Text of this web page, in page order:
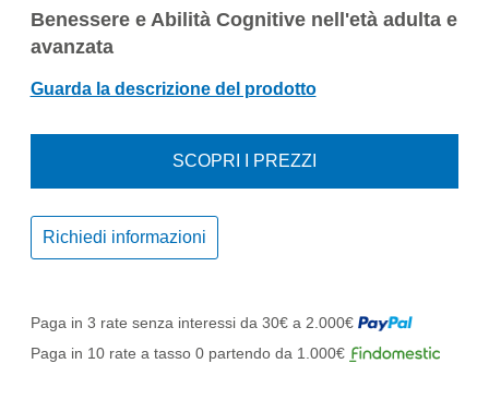
Benessere e Abilità Cognitive nell'età adulta e
avanzata
Guarda la descrizione del prodotto
SCOPRI I PREZZI
Richiedi informazioni
Paga in 3 rate senza interessi da 30€ a 2.000€
Paga in 10 rate a tasso 0 partendo da 1.000€